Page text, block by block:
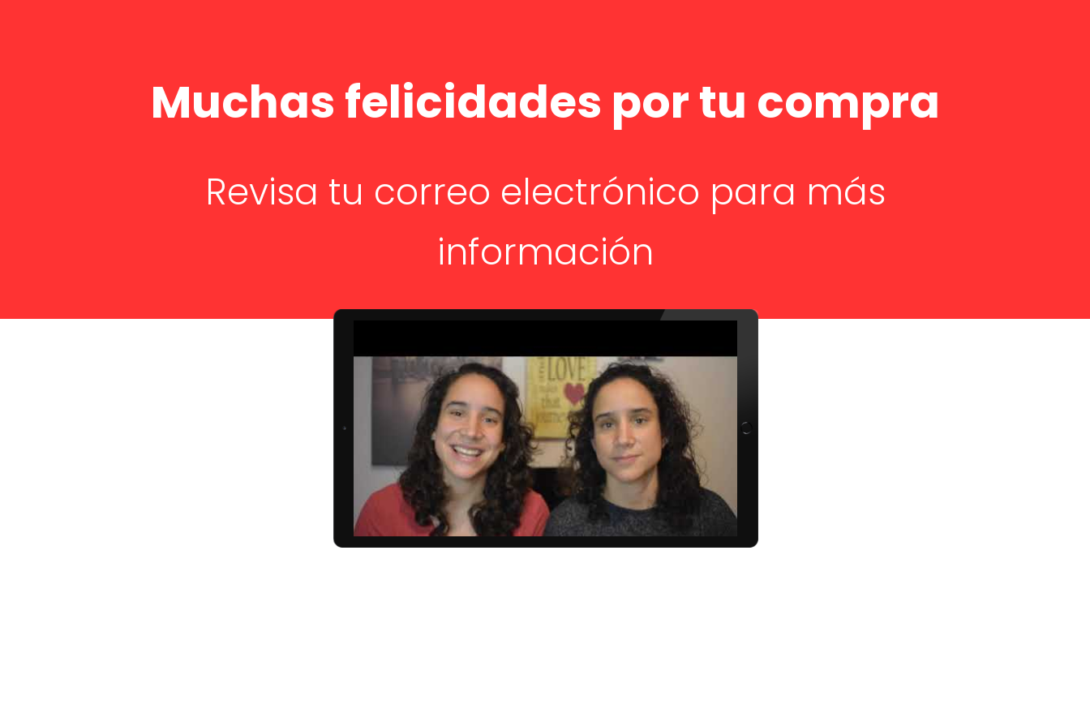
Muchas felicidades por tu compra
Revisa tu correo electrónico para más
información